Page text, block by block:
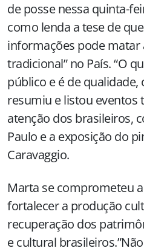
de posse nessa quinta-
como lenda a tese de
informações pode matar
tradicional” no País. “O
público e é de qualidade,
resumiu e listou eventos
atenção dos brasileiros,
Paulo e a exposição do
Caravaggio.
Marta se comprometeu
fortalecer a produção
recuperação dos
e cultural